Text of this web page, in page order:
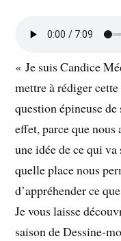
« Je suis Candice
mettre à rédiger
question épineuse
effet, parce que nous
une idée de ce qui va
quelle place nous
d’appréhender ce
Je vous laisse
saison de Dessine-